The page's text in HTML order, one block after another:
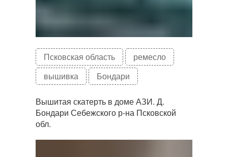
Псковская область
ремесло
вышивка
Бондари
Вышитая скатерть в доме АЗИ. Д.
Бондари Себежского р-на Псковской
обл.